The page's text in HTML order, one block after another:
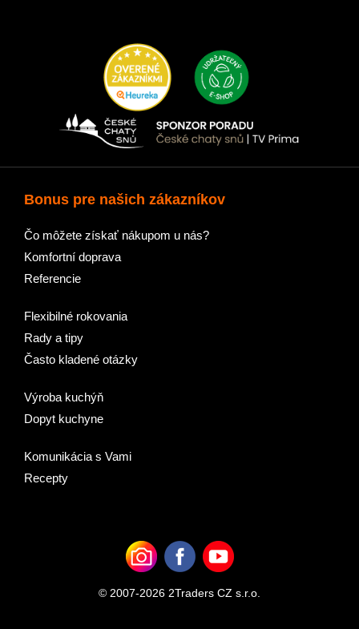
Bonus pre našich zákazníkov
Čo môžete získať nákupom u nás?
Komfortní doprava
Referencie
Flexibilné rokovania
Rady a tipy
Často kladené otázky
Výroba kuchýň
Dopyt kuchyne
Komunikácia s Vami
Recepty
© 2007-2026 2Traders CZ s.r.o.